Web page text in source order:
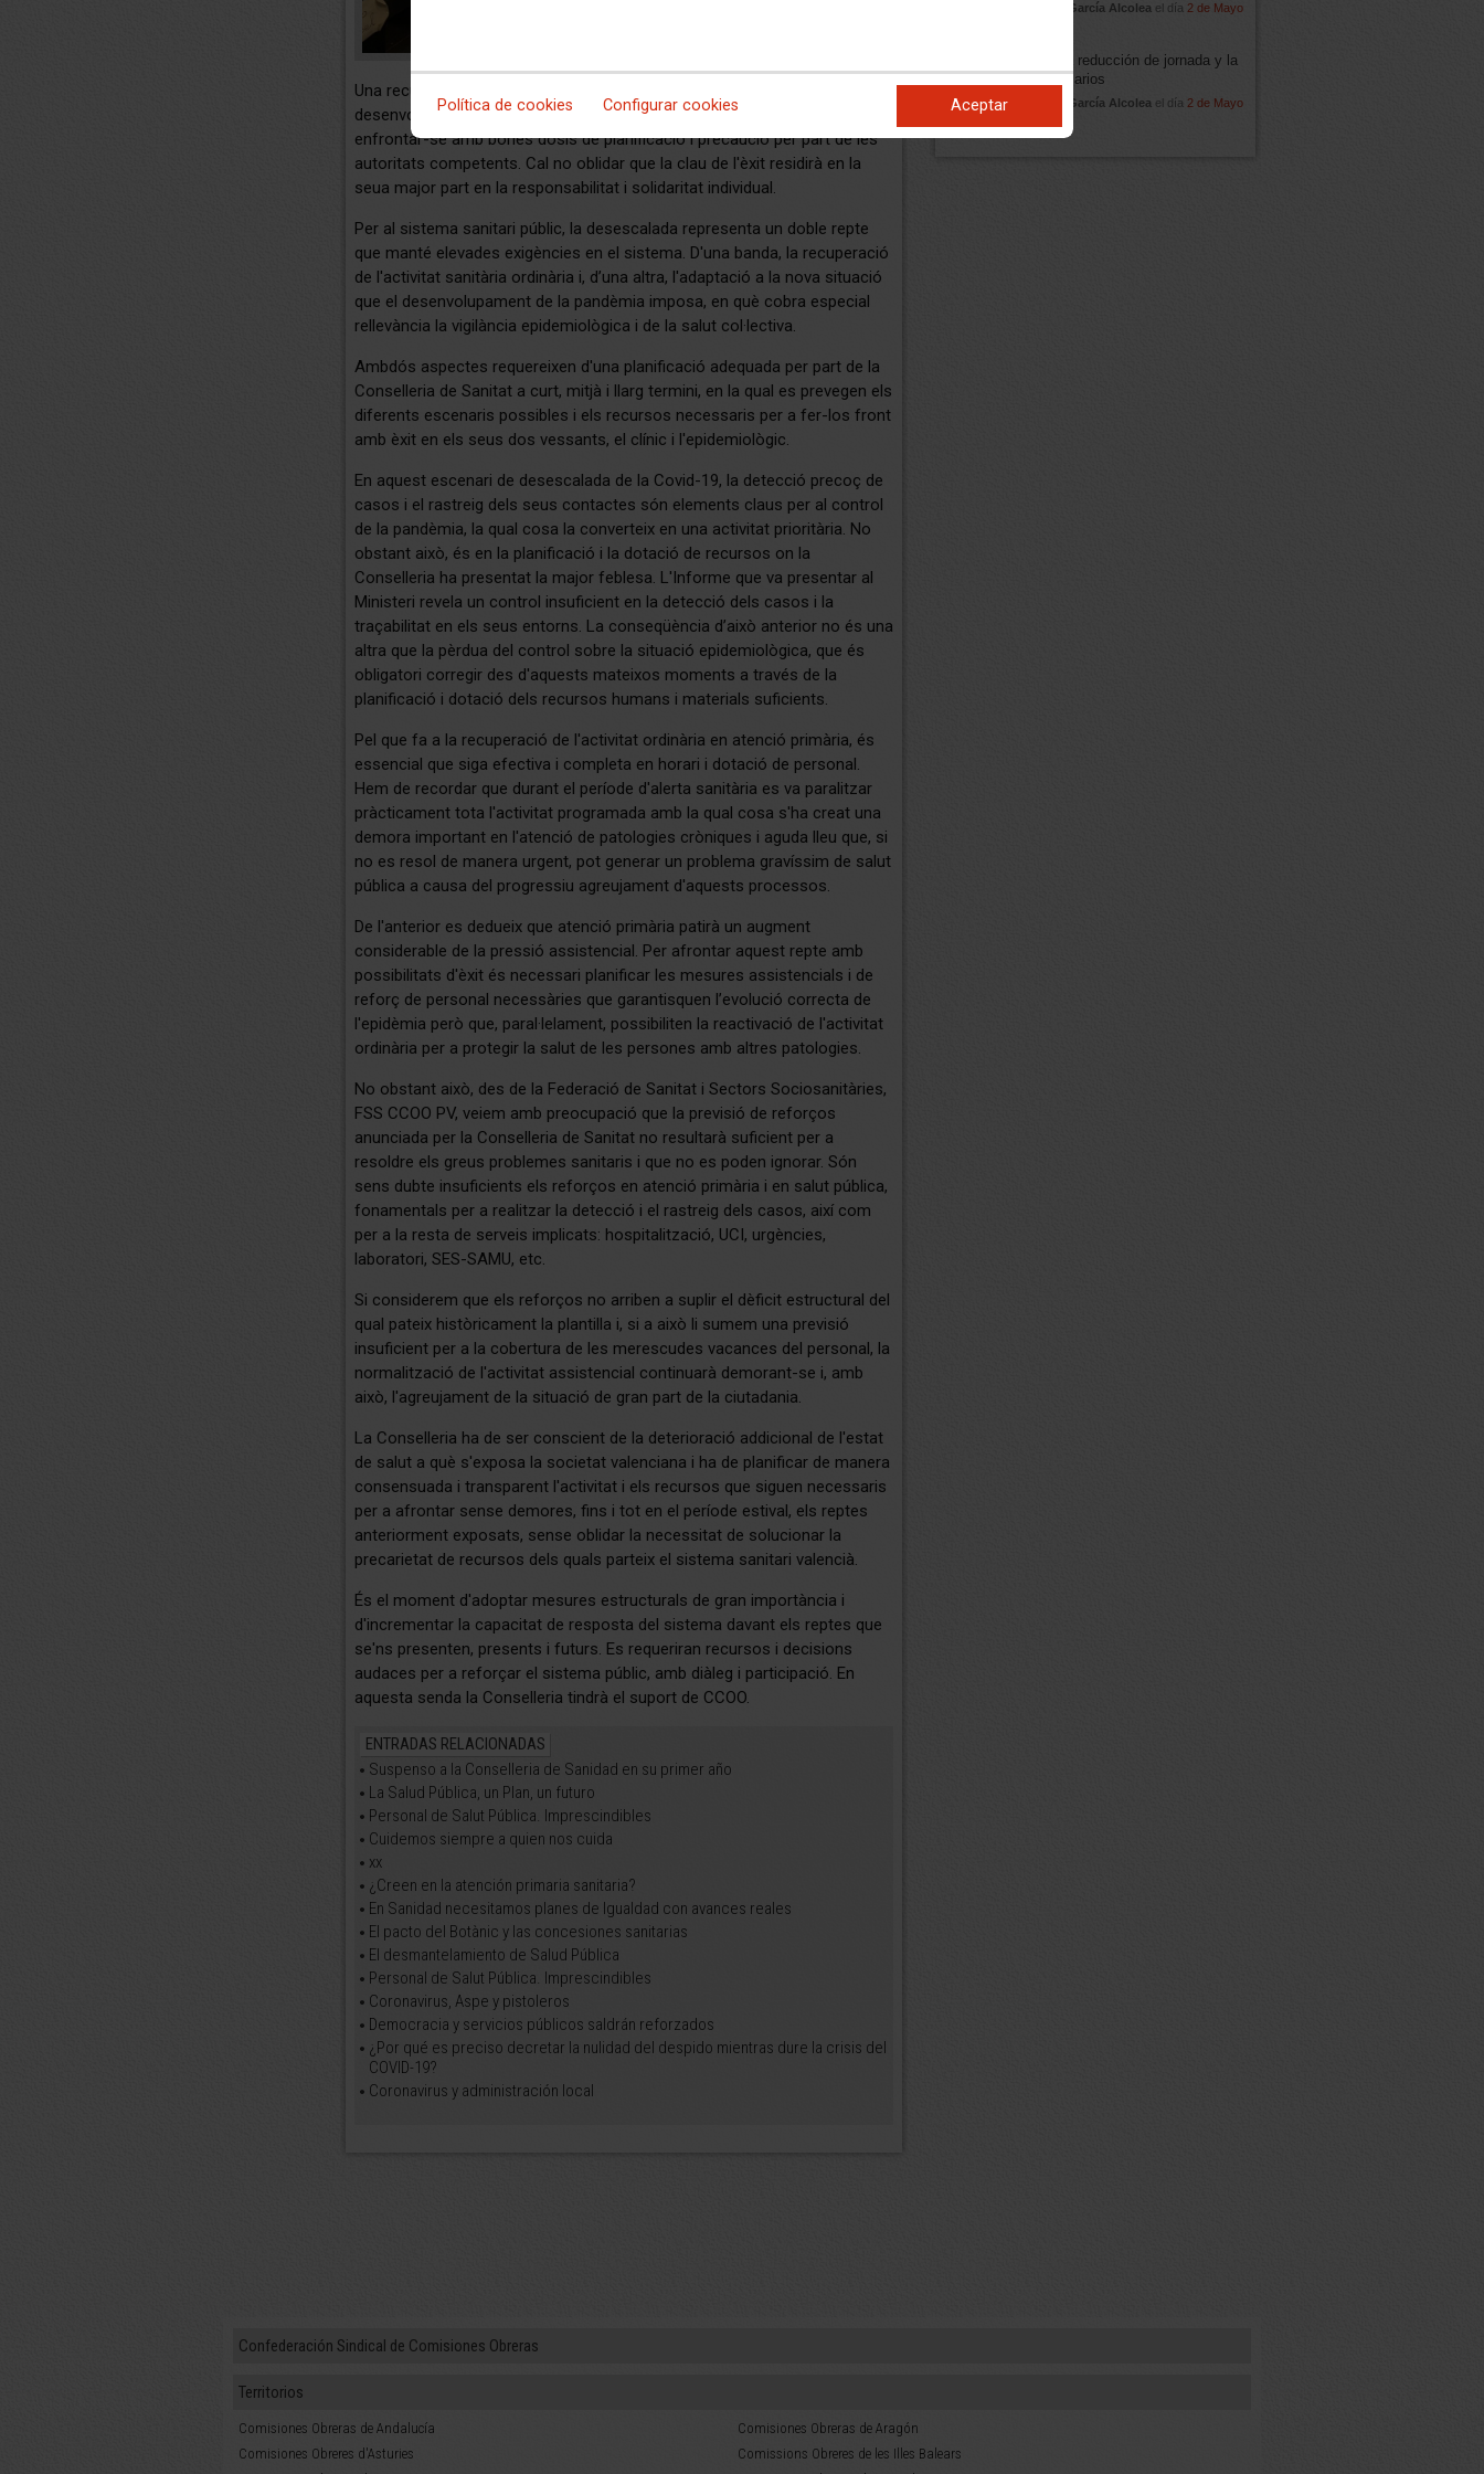
Política de cookies Configurar cookies Aceptar
Una recuperació que, per la falta de coneixement ple sobre el
desenvolupament de la pandèmia, crea noves incerteses a les quals cal
enfrontar-se amb bones dosis de planificació i precaució per part de les
autoritats competents. Cal no oblidar que la clau de l'èxit residirà en la
seua major part en la responsabilitat i solidaritat individual.
Per al sistema sanitari públic, la desescalada representa un doble repte
que manté elevades exigències en el sistema. D'una banda, la recuperació
de l'activitat sanitària ordinària i, d’una altra, l'adaptació a la nova situació
que el desenvolupament de la pandèmia imposa, en què cobra especial
rellevància la vigilància epidemiològica i de la salut col·lectiva.
Ambdós aspectes requereixen d'una planificació adequada per part de la
Conselleria de Sanitat a curt, mitjà i llarg termini, en la qual es prevegen els
diferents escenaris possibles i els recursos necessaris per a fer-los front
amb èxit en els seus dos vessants, el clínic i l'epidemiològic.
En aquest escenari de desescalada de la Covid-19, la detecció precoç de
casos i el rastreig dels seus contactes són elements claus per al control
de la pandèmia, la qual cosa la converteix en una activitat prioritària. No
obstant això, és en la planificació i la dotació de recursos on la
Conselleria ha presentat la major feblesa. L'Informe que va presentar al
Ministeri revela un control insuficient en la detecció dels casos i la
traçabilitat en els seus entorns. La conseqüència d’això anterior no és una
altra que la pèrdua del control sobre la situació epidemiològica, que és
obligatori corregir des d'aquests mateixos moments a través de la
planificació i dotació dels recursos humans i materials suficients.
Pel que fa a la recuperació de l'activitat ordinària en atenció primària, és
essencial que siga efectiva i completa en horari i dotació de personal.
Hem de recordar que durant el període d'alerta sanitària es va paralitzar
pràcticament tota l'activitat programada amb la qual cosa s'ha creat una
demora important en l'atenció de patologies cròniques i aguda lleu que, si
no es resol de manera urgent, pot generar un problema gravíssim de salut
pública a causa del progressiu agreujament d'aquests processos.
De l'anterior es dedueix que atenció primària patirà un augment
considerable de la pressió assistencial. Per afrontar aquest repte amb
possibilitats d'èxit és necessari planificar les mesures assistencials i de
reforç de personal necessàries que garantisquen l’evolució correcta de
l'epidèmia però que, paral·lelament, possibiliten la reactivació de l'activitat
ordinària per a protegir la salut de les persones amb altres patologies.
No obstant això, des de la Federació de Sanitat i Sectors Sociosanitàries,
FSS CCOO PV, veiem amb preocupació que la previsió de reforços
anunciada per la Conselleria de Sanitat no resultarà suficient per a
resoldre els greus problemes sanitaris i que no es poden ignorar. Són
sens dubte insuficients els reforços en atenció primària i en salut pública,
fonamentals per a realitzar la detecció i el rastreig dels casos, així com
per a la resta de serveis implicats: hospitalització, UCI, urgències,
laboratori, SES-SAMU, etc.
Si considerem que els reforços no arriben a suplir el dèficit estructural del
qual pateix històricament la plantilla i, si a això li sumem una previsió
insuficient per a la cobertura de les merescudes vacances del personal, la
normalització de l'activitat assistencial continuarà demorant-se i, amb
això, l'agreujament de la situació de gran part de la ciutadania.
La Conselleria ha de ser conscient de la deterioració addicional de l'estat
de salut a què s'exposa la societat valenciana i ha de planificar de manera
consensuada i transparent l'activitat i els recursos que siguen necessaris
per a afrontar sense demores, fins i tot en el període estival, els reptes
anteriorment exposats, sense oblidar la necessitat de solucionar la
precarietat de recursos dels quals parteix el sistema sanitari valencià.
És el moment d'adoptar mesures estructurals de gran importància i
d'incrementar la capacitat de resposta del sistema davant els reptes que
se'ns presenten, presents i futurs. Es requeriran recursos i decisions
audaces per a reforçar el sistema públic, amb diàleg i participació. En
aquesta senda la Conselleria tindrà el suport de CCOO.
ENTRADAS RELACIONADAS
Suspenso a la Conselleria de Sanidad en su primer año
La Salud Pública, un Plan, un futuro
Personal de Salut Pública. Imprescindibles
Cuidemos siempre a quien nos cuida
xx
¿Creen en la atención primaria sanitaria?
En Sanidad necesitamos planes de Igualdad con avances reales
El pacto del Botànic y las concesiones sanitarias
El desmantelamiento de Salud Pública
Personal de Salut Pública. Imprescindibles
Coronavirus, Aspe y pistoleros
Democracia y servicios públicos saldrán reforzados
¿Por qué es preciso decretar la nulidad del despido mientras dure la crisis del
COVID-19?
Coronavirus y administración local
Ana García Alcolea el día 2 de Mayo
Por el empleo, la reducción de jornada y la
mejora de los salarios
Publicado por Ana García Alcolea el día 2 de Mayo
Confederación Sindical de Comisiones Obreras
Territorios
Comisiones Obreras de Andalucía
Comisiones Obreras de Aragón
Comisiones Obreres d'Asturies
Comissions Obreres de les Illes Balears